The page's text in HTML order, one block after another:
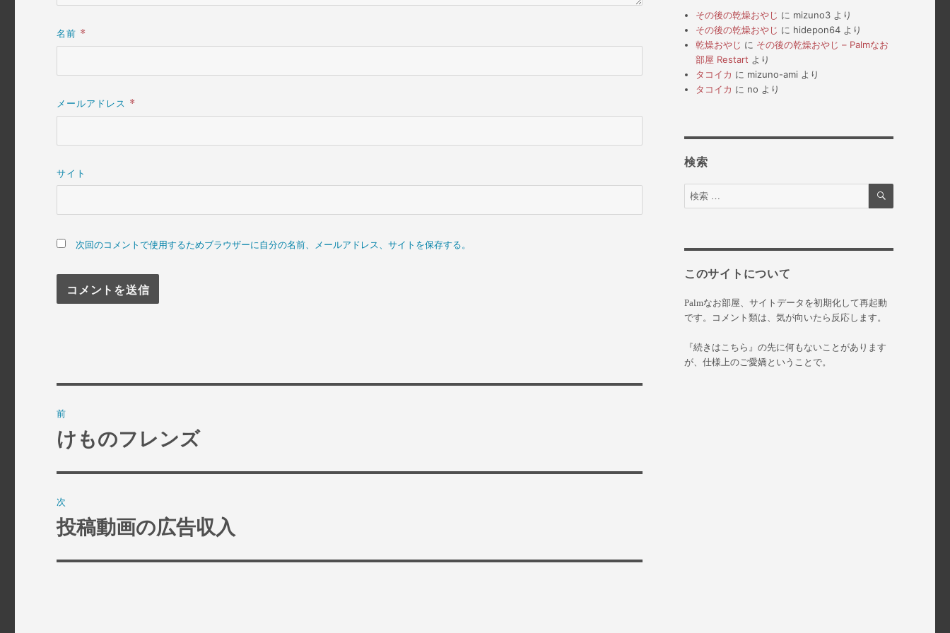
名前 *
メールアドレス *
サイト
次回のコメントで使用するためブラウザーに自分の名前、メールアドレス、サイトを保存する。
稿
ゲ
前
過
去
の
投
稿:
けものフレンズ
次
次
投
投稿動画の広告収入
その後の乾燥おやじ に mizuno3 より
その後の乾燥おやじ に hidepon64 より
乾燥おやじ に その後の乾燥おやじ – Palmなお
部屋 Restart より
タコイカ に mizuno-ami より
タコイカ に no より
検索
検
索
検
このサイトについて
Palmなお部屋、サイトデータを初期化して再起動
です。コメント類は、気が向いたら反応します。
『続きはこちら』の先に何もないことがあります
が、仕様上のご愛嬌ということで。